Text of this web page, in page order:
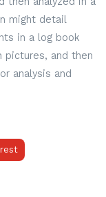
might detail
in a log book
pictures, and then
analysis and